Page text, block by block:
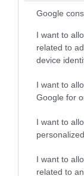
Google
I want to
related to
device
I want to
Google for
I want to
I want to
related to
PRONEWS.GR /
«σπιτάκια
05.08.2026 | 11:20